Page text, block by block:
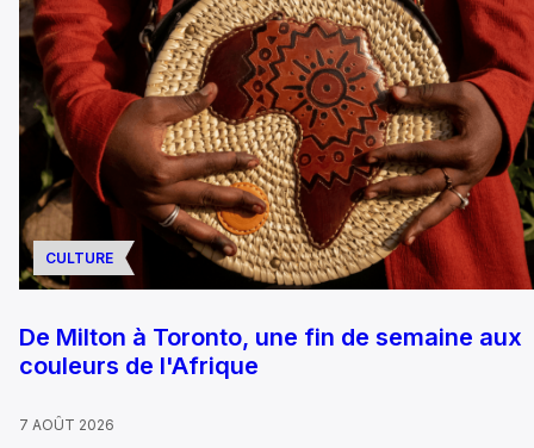
CULTURE
De Milton à Toronto, une fin de semaine aux
couleurs de l'Afrique
7 AOÛT 2026